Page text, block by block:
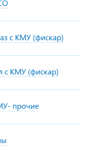
с КМУ (фискар)
с КМУ (фискар)
прочие